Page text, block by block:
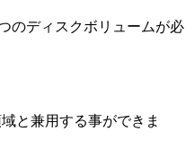
のディスクボリュームが必
と兼用する事ができま